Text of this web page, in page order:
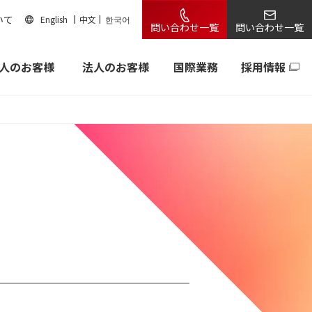
English 中文 한국어
問い合わせ一覧 問い合わせ一覧
のお客様 法人のお客様 国際業務 採用情報